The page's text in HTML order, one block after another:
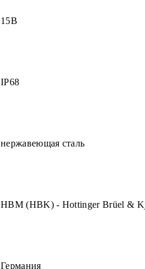
15В
IP68
нержавеющая сталь
HBM (HBK) - Hottinger Brüel &
Германия